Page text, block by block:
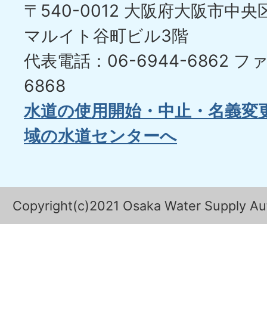
〒540-0012 大阪府大阪市中央
マルイト谷町ビル3階
代表電話：06-6944-6862 フ
6868
水道の使用開始・中止・名義変
域の水道センターへ
Copyright(c)2021 Osaka Water Supply